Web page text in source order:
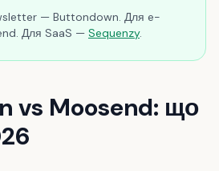
— Buttondown. Для e-
Для SaaS — Sequenzy.
vs Moosend: що